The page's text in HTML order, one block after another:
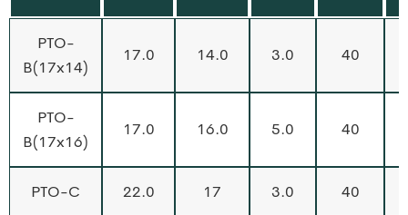
PTO-
B(17x14)
17.0 14.0 3.0 40
PTO-
B(17x16)
17.0 16.0 5.0 40
PTO-C 22.0 17 3.0 40